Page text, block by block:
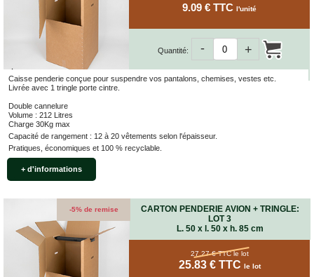
Caisse penderie conçue pour suspendre vos pantalons, chemises, vestes etc.
Livrée avec 1 tringle porte cintre.
Double cannelure
Volume : 212 Litres
Charge 30Kg max
Capacité de rangement : 12 à 20 vêtements selon l'épaisseur.
Pratiques, économiques et 100 % recyclable.
+ d'informations
9.09 € TTC l'unité
Quantité: +
-
CARTON PENDERIE AVION + TRINGLE:
LOT 3
L. 50 x l. 50 x h. 85 cm
27.27 € TTCle lot
25.83 € TTC le lot
-5% de remise